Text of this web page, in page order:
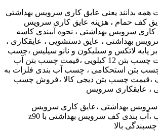
همه بدانند یعنی عایق کاری سرویس بهداشتی
کف حمام ، هزینه عایق کاری سرویس
کاری سرویس بهداشتی ، نحوه آببندی کاسه
بهداشتی ، عایق دستشویی ، عایقکاری ،
پایه لاتکس و سیلیکون و نانو سیلیس ،چسب
آببند فشار بالا ، قیمت چسب بتن 12 کیلویی ،قیمت چسب بتن آب
بتن استحکامی ، چسب آب بندی فلزات به
،قیمت چسب بتن دیجی کالا ،فروش چسب
، عایقکاری سرویس
بهداشتی ،عایق کاری سرویس
بهداشتی بدون تخریب ،آب بندی کف سرویس بهداشتی با z90
بالا